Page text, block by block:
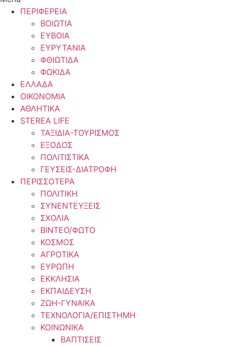
ΠΕΡΙΦΕΡΕΙΑ
ΒΟΙΩΤΙΑ
ΕΥΒΟΙΑ
ΕΥΡΥΤΑΝΙΑ
ΦΘΙΩΤΙΔΑ
ΦΩΚΙΔΑ
ΕΛΛΑΔΑ
ΟΙΚΟΝΟΜΙΑ
ΑΘΛΗΤΙΚΑ
STEREA LIFE
ΤΑΞΙΔΙΑ-ΤΟΥΡΙΣΜΟΣ
ΕΞΟΔΟΣ
ΠΟΛΙΤΙΣΤΙΚΑ
ΓΕΥΣΕΙΣ-ΔΙΑΤΡΟΦΗ
ΠΕΡΙΣΣΟΤΕΡΑ
ΠΟΛΙΤΙΚΗ
ΣΥΝΕΝΤΕΥΞΕΙΣ
ΣΧΟΛΙΑ
ΒΙΝΤΕΟ/ΦΩΤΟ
ΚΟΣΜΟΣ
ΑΓΡΟΤΙΚΑ
ΕΥΡΩΠΗ
ΕΚΚΛΗΣΙΑ
ΕΚΠΑΙΔΕΥΣΗ
ΖΩΗ-ΓΥΝΑΙΚΑ
ΤΕΧΝΟΛΟΓΙΑ/ΕΠΙΣΤΗΜΗ
ΚΟΙΝΩΝΙΚΑ
ΒΑΠΤΙΣΕΙΣ